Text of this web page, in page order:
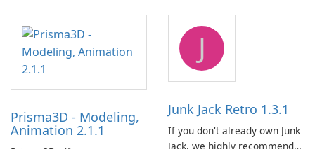
source e-book management
suite that consolidates
library organization, format
conversion, reading, editing
…
emulator built atop the
BlueStacks engine and tuned
for MSI hardware.
Prisma3D - Modeling,
Animation 2.1.1
J
Junk Jack Retro 1.3.1
If you don't already own Junk
Jack, we highly recommend